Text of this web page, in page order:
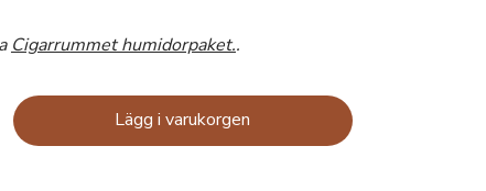
Cigarrummet humidorpaket..
Lägg i varukorgen